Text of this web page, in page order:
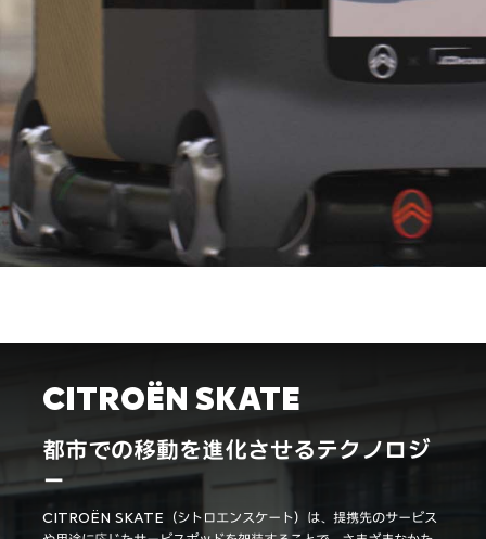
CITROËN SKATE
都市での移動を進化させるテクノロジ
ー
CITROËN SKATE（シトロエンスケート）は、提携先のサービス